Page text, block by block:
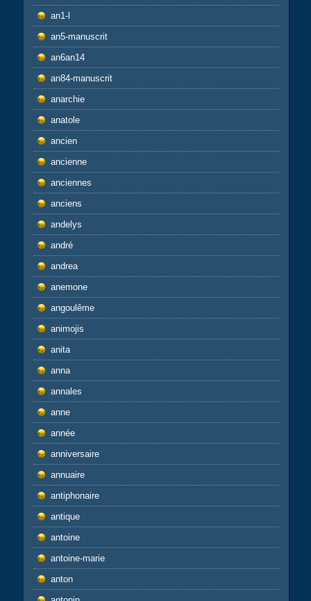
an1-l
an5-manuscrit
an6an14
an84-manuscrit
anarchie
anatole
ancien
ancienne
anciennes
anciens
andelys
andré
andrea
anemone
angoulême
animojis
anita
anna
annales
anne
année
anniversaire
annuaire
antiphonaire
antique
antoine
antoine-marie
anton